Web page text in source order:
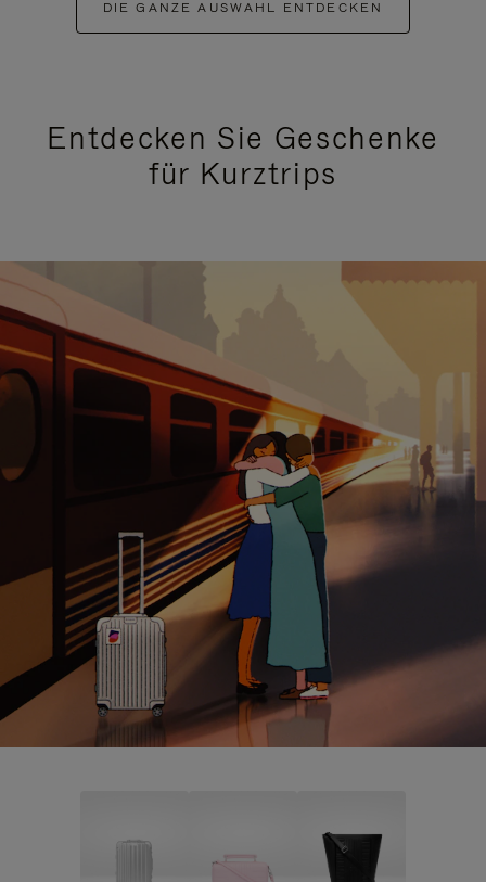
DIE GANZE AUSWAHL ENTDECKEN
Entdecken Sie Geschenke
für Kurztrips